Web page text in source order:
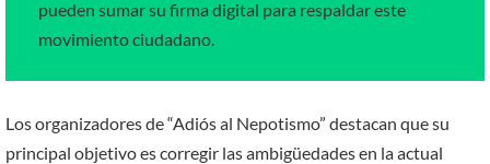
pueden sumar su firma digital para respaldar este
movimiento ciudadano.
Los organizadores de “Adiós al Nepotismo” destacan que su
principal objetivo es corregir las ambigüedades en la actual